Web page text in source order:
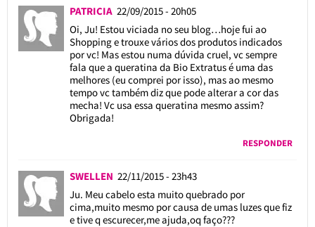
PATRICIA 22/09/2015 - 20h05
Oi, Ju! Estou viciada no seu blog…hoje fui ao
Shopping e trouxe vários dos produtos indicados
por vc! Mas estou numa dúvida cruel, vc sempre
fala que a queratina da Bio Extratus é uma das
melhores (eu comprei por isso), mas ao mesmo
tempo vc também diz que pode alterar a cor das
mecha! Vc usa essa queratina mesmo assim?
Obrigada!
RESPONDER
SWELLEN 22/11/2015 - 23h43
Ju. Meu cabelo esta muito quebrado por
cima,muito mesmo por causa de umas luzes que fiz
e tive q escurecer,me ajuda,oq faço???